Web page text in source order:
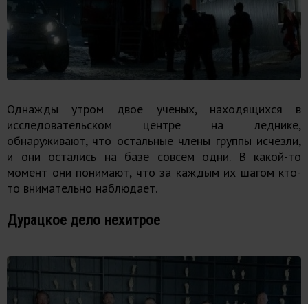
Однажды утром двое ученых, находящихся в
исследовательском центре на леднике,
обнаруживают, что остальные члены группы исчезли,
и они остались на базе совсем одни. В какой-то
момент они понимают, что за каждым их шагом кто-
то внимательно наблюдает.
Дурацкое дело нехитрое